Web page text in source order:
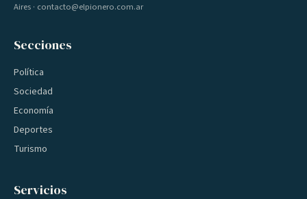
Aires · contacto@elpionero.com.ar
Secciones
Política
Sociedad
Economía
Deportes
Turismo
Servicios